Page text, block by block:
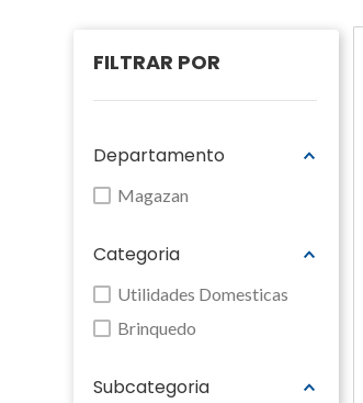
Departamento
Magazan
Categoria
Utilidades Domesticas
Brinquedo
Subcategoria